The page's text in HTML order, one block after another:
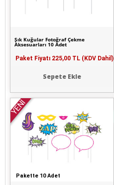
Şık Kuğular Fotoğraf Çekme
Aksesuarları 10 Adet
Paket Fiyatı 225,00 TL (KDV Dahil)
Sepete Ekle
Pakette 10 Adet
YENİ